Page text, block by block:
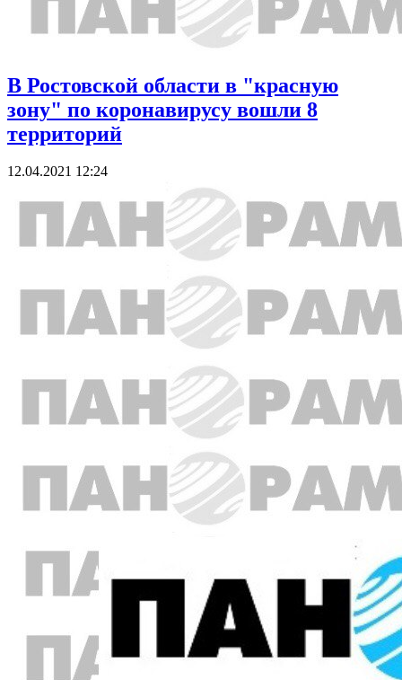
В Ростовской области в "красную
зону" по коронавирусу вошли 8
территорий
12.04.2021 12:24